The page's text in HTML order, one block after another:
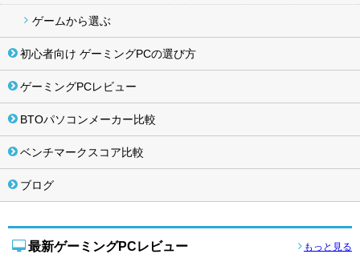
ゲームから選ぶ
初心者向け ゲーミングPCの選び方
ゲーミングPCレビュー
BTOパソコンメーカー比較
ベンチマークスコア比較
ブログ
最新ゲーミングPCレビュー もっと見る